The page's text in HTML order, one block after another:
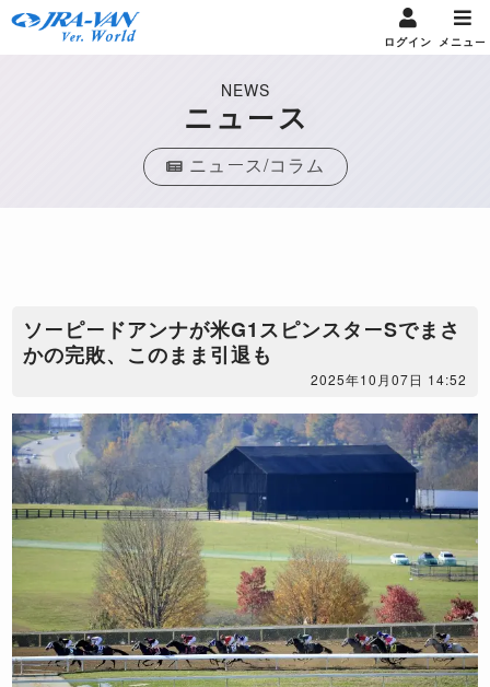
ログイン メニュー
NEWS
ニュース
ニュース/コラム
ソーピードアンナが米G1スピンスターSでまさ
かの完敗、このまま引退も
2025年10月07日 14:52